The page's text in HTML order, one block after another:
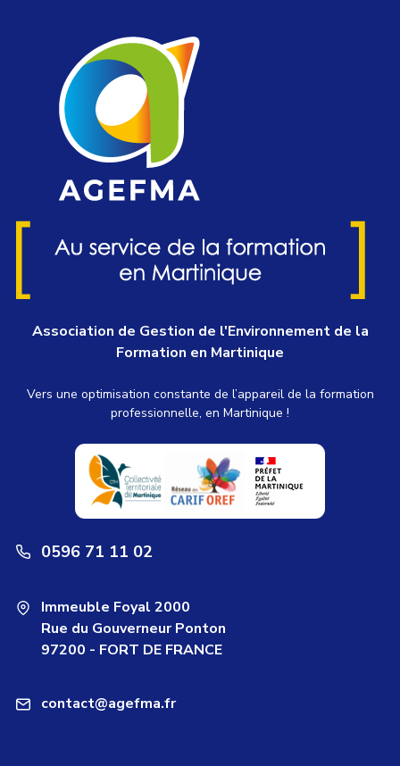
Association de Gestion de l'Environnement de la
Formation en Martinique
Vers une optimisation constante de l’appareil de la formation
professionnelle, en Martinique !
0596 71 11 02
Immeuble Foyal 2000
Rue du Gouverneur Ponton
97200 - FORT DE FRANCE
contact@agefma.fr